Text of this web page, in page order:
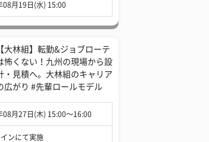
08月19日(水) 15:00
【大林組】転勤&ジョブローテ
怖くない！九州の現場から設
・見積へ。大林組のキャリア
広がり #先輩ロールモデル
08月27日(木) 15:00〜16:00
ンにて実施